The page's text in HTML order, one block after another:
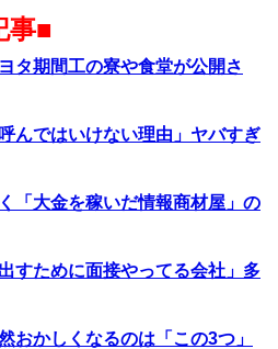
事■
タ期間工の寮や食堂が公開さ
んではいけない理由」ヤバすぎ
「大金を稼いだ情報商材屋」の
すために面接やってる会社」多
おかしくなるのは「この3つ」